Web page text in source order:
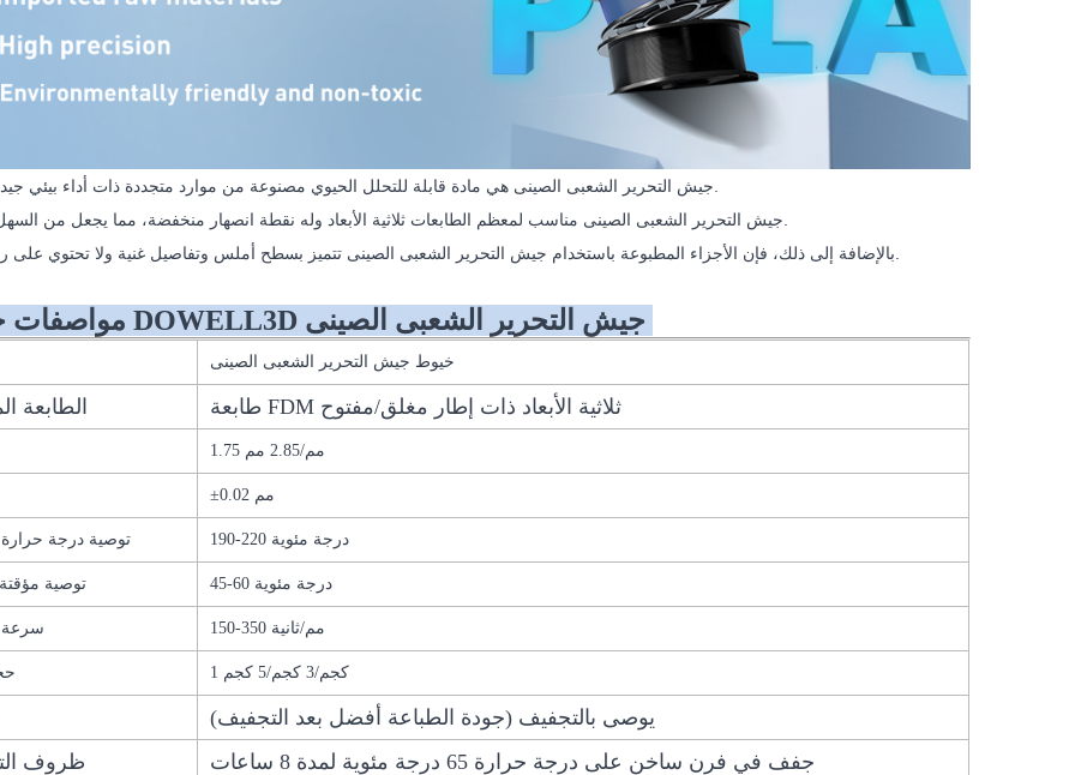
خيوط جيش التحرير الشعبى الصينى
الطابعة طابعة FDM ثلاثية الأبعاد ذات إطار مغلق/مفتوح
1.75 مم/2.85 مم
±0.02 مم
45-60 درجة مئوية
سرعة 150-350 مم/ثانية
1 كجم/3 كجم/5 كجم
يوصى بالتجفيف (جودة الطباعة أفضل بعد التجفيف)
ظروف
جفف في فرن ساخن على درجة حرارة 65 درجة مئوية لمدة 8 ساعات